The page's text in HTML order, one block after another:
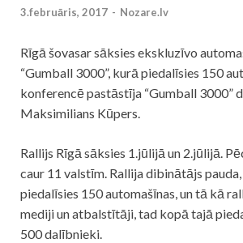
3.februāris, 2017 - Nozare.lv
Rīgā šovasar sāksies ekskluzīvo
“Gumball 3000”, kurā piedalīsies 150
konferencē pastāstīja “Gumball 3000”
Maksimilians Kūpers.
Rallijs Rīgā sāksies 1.jūlijā un 2.jūlijā.
caur 11 valstīm. Rallija dibinātājs
piedalīsies 150 automašīnas, un tā kā
mediji un atbalstītāji, tad kopā tajā
500 dalībnieki.